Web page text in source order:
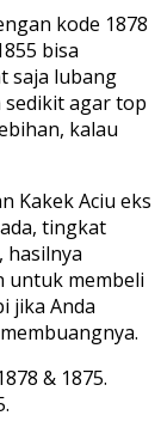
kode 1878
bisa
saja lubang
agar top
kalau
Kakek Aciu eks
tingkat
hasilnya
untuk membeli
jika Anda
& 1875.